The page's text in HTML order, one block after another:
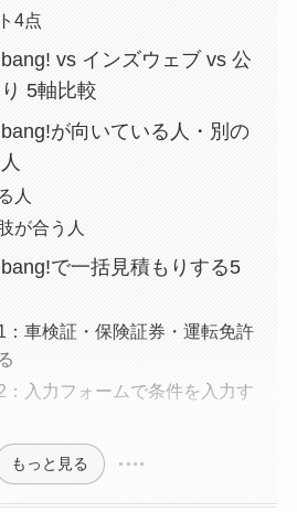
4点
vs インズウェブ vs 公
5軸比較
が向いている人・別の
人
が合う人
で一括見積もりする5
：車検証・保険証券・運転免許
：入力フォームで条件を入力す
もっと見る